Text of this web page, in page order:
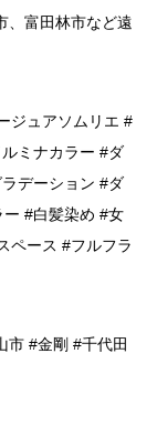
、富田林市など遠
ジュアソムリエ #
ミナカラー #ダ
デーション #ダ
ー #白髪染め #女
ペース #フルフラ
市 #金剛 #千代田